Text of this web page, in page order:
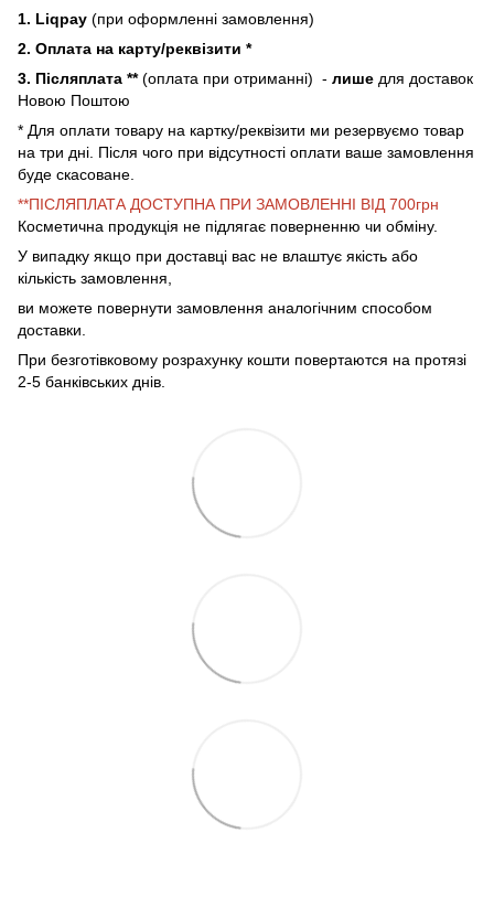
1. Liqpay (при оформленні замовлення)
2. Оплата на карту/реквізити *
3. Післяплата **(оплата при отриманні) - лише для доставок
Новою Поштою
* Для оплати товару на картку/реквізити ми резервуємо товар
на три дні. Після чого при відсутності оплати ваше замовлення
буде скасоване.
**ПІСЛЯПЛАТА ДОСТУПНА ПРИ ЗАМОВЛЕННІ ВІД 700грн
Косметична продукція не підлягає поверненню чи обміну.
У випадку якщо при доставці вас не влаштує якість або
кількість замовлення,
ви можете повернути замовлення аналогічним способом
доставки.
При безготівковому розрахунку кошти повертаются на протязі
2-5 банківських днів.